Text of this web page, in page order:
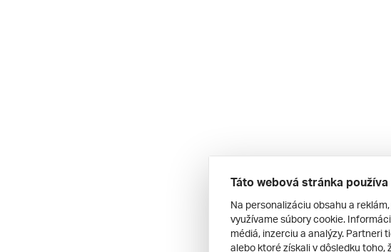
Táto webová stránka
Na personalizáciu obsahu a
využívame súbory cookie.
médiá, inzerciu a analýzy. Partneri
alebo ktoré získali v dôsledku toho,